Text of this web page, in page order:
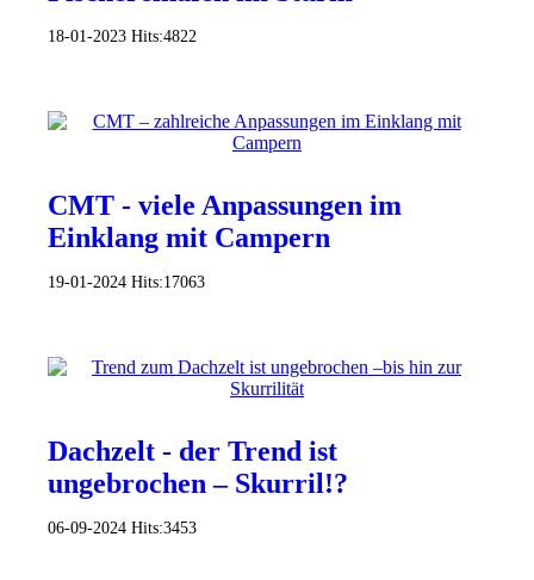
18-01-2023 Hits:4822
CMT - viele Anpassungen im
Einklang mit Campern
19-01-2024 Hits:17063
Dachzelt - der Trend ist
ungebrochen – Skurril!?
06-09-2024 Hits:3453